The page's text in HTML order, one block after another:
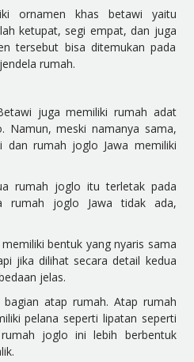
ornamen khas betawi yaitu
ketupat, segi empat, dan juga
tersebut bisa ditemukan pada
rumah.
juga memiliki rumah adat
Namun, meski namanya sama,
rumah joglo Jawa memiliki
rumah joglo itu terletak pada
rumah joglo Jawa tidak ada,
bentuk yang nyaris sama
jika dilihat secara detail kedua
jelas.
atap rumah. Atap rumah
pelana seperti lipatan seperti
joglo ini lebih berbentuk